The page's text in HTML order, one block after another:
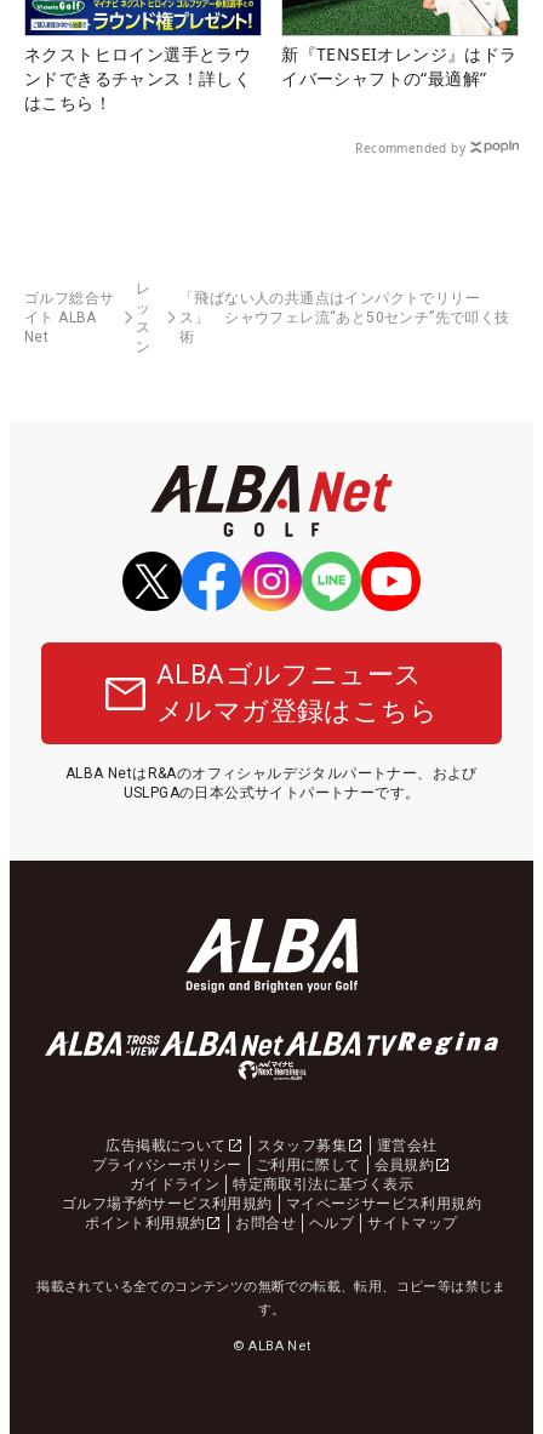
ネクストヒロイン選手とラウ
ンドできるチャンス！詳しく
はこちら！
新『TENSEIオレンジ』はドラ
イバーシャフトの“最適解”
Recommended by
ゴルフ総合サ
イト ALBA
Net
レ
ッ
ス
ン
「飛ばない人の共通点はインパクトでリリー
ス」 シャウフェレ流“あと50センチ”先で叩く技
術
ALBAゴルフニュース
メルマガ登録はこちら
ALBA NetはR&Aのオフィシャルデジタルパートナー、および
USLPGAの日本公式サイトパートナーです。
広告掲載について スタッフ募集
運営会社
プライバシーポリシー
ご利用に際して
会員規約
ガイドライン
特定商取引法に基づく表示
ゴルフ場予約サービス利用規約
マイページサービス利用規約
ポイント利用規約
お問合せ ヘルプ サイトマップ
掲載されている全てのコンテンツの無断での転載、転用、コピー等は禁じま
す。
© ALBA Net